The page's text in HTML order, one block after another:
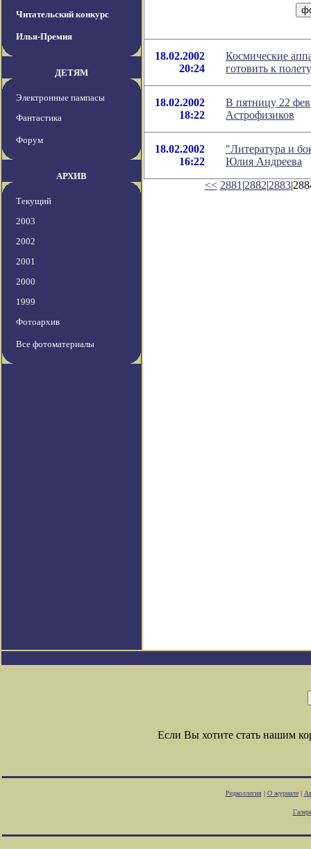
Читательский конкурс
Илья-Премия
ДЕТЯМ
Электронные пампасы
Фантастика
Форум
АРХИВ
Текущий
2003
2002
2001
2000
1999
Фотоархив
Все фотоматериалы
18.02.2002
20:24
Космические
готовить к полету
18.02.2002
18:22
В пятницу 22
Астрофизиков
18.02.2002
16:22
"Литература и
Юлия Андреева
<< 2881 |2882|2883
Если Вы хотите стать нашим
Редколлегия| О журнале|